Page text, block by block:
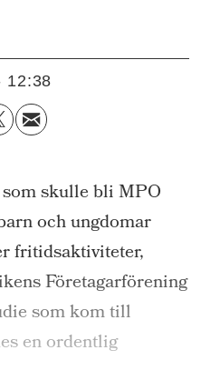
12:38
skulle bli MPO
och ungdomar
fritidsaktiviteter,
Företagarförening
som kom till
en ordentlig